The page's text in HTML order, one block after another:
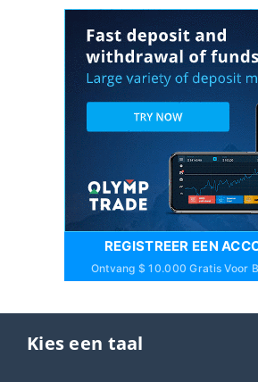
REGISTREER EEN
Ontvang $ 10.000 Gratis Voor
Kies een taal